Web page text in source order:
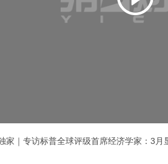
家｜专访标普全球评级首席经济学家：3月